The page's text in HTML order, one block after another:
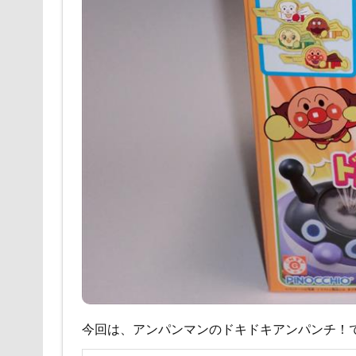
今回は、アンパンマンのドキドキアンパンチ！